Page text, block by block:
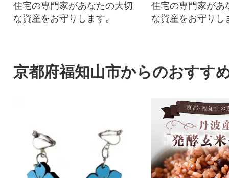
住宅の専門家があなたの大切
な資産をお守りします。
住宅の専門家があ
な資産をお守りし
京都府福知山市からのおすす